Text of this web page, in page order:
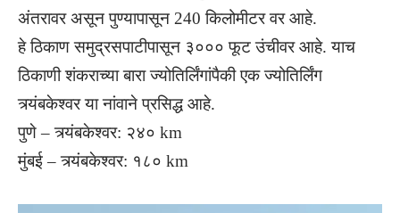
अंतरावर असून पुण्यापासून 240 किलोमीटर वर आहे.
हे ठिकाण समुद्रसपाटीपासून ३००० फूट उंचीवर आहे. याच
ठिकाणी शंकराच्या बारा ज्योतिर्लिंगांपैकी एक ज्योतिर्लिंग
त्र्यंबकेश्वर या नांवाने प्रसिद्ध आहे.
पुणे – त्र्यंबकेश्वर: २४० km
मुंबई – त्र्यंबकेश्वर: १८० km